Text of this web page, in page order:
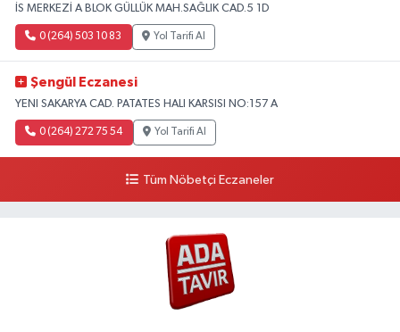
İS MERKEZİ A BLOK GÜLLÜK MAH.SAĞLIK CAD.5 1D
0 (264) 503 10 83 Yol Tarifi Al
Şengül Eczanesi
YENI SAKARYA CAD. PATATES HALI KARSISI NO:157 A
0 (264) 272 75 54 Yol Tarifi Al
Tüm Nöbetçi Eczaneler